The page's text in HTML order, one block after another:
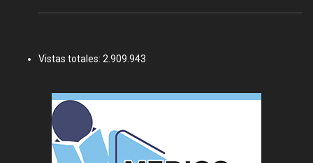
Vistas totales: 2.909.943